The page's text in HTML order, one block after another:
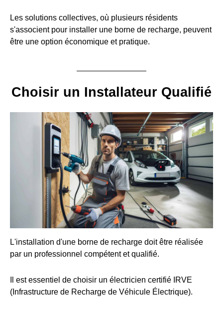
Les solutions collectives, où plusieurs résidents
s'associent pour installer une borne de recharge, peuvent
être une option économique et pratique.
Choisir un Installateur Qualifié
L'installation d'une borne de recharge doit être réalisée
par un professionnel compétent et qualifié.
Il est essentiel de choisir un électricien certifié IRVE
(Infrastructure de Recharge de Véhicule Électrique).